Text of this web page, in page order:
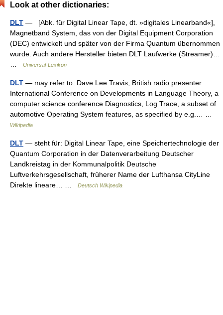
Look at other dictionaries:
DLT — [Abk. für Digital Linear Tape, dt. »digitales Linearband«],
Magnetband System, das von der Digital Equipment Corporation
(DEC) entwickelt und später von der Firma Quantum übernommen
wurde. Auch andere Hersteller bieten DLT Laufwerke (Streamer)…
Universal-Lexikon
DLT — may refer to: Dave Lee Travis, British radio presenter
International Conference on Developments in Language Theory, a
computer science conference Diagnostics, Log Trace, a subset of
automotive Operating System features, as specified by e.g.… …
Wikipedia
DLT — steht für: Digital Linear Tape, eine Speichertechnologie der
Quantum Corporation in der Datenverarbeitung Deutscher
Landkreistag in der Kommunalpolitik Deutsche
Luftverkehrsgesellschaft, früherer Name der Lufthansa CityLine
Direkte lineare… …
Deutsch Wikipedia